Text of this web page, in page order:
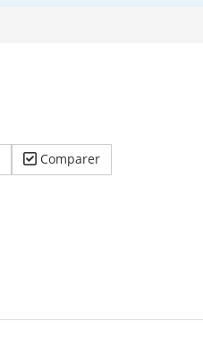
Comparer